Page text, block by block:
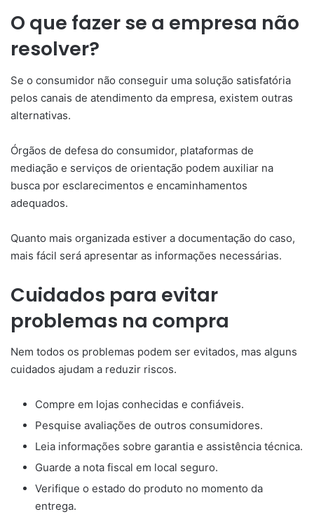
O que fazer se a empresa não
resolver?
Se o consumidor não conseguir uma solução satisfatória
pelos canais de atendimento da empresa, existem outras
alternativas.
Órgãos de defesa do consumidor, plataformas de
mediação e serviços de orientação podem auxiliar na
busca por esclarecimentos e encaminhamentos
adequados.
Quanto mais organizada estiver a documentação do caso,
mais fácil será apresentar as informações necessárias.
Cuidados para evitar
problemas na compra
Nem todos os problemas podem ser evitados, mas alguns
cuidados ajudam a reduzir riscos.
Compre em lojas conhecidas e confiáveis.
Pesquise avaliações de outros consumidores.
Leia informações sobre garantia e assistência técnica.
Guarde a nota fiscal em local seguro.
Verifique o estado do produto no momento da
entrega.